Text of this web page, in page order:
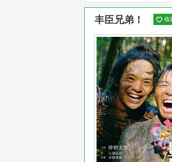
丰臣兄弟！ 收